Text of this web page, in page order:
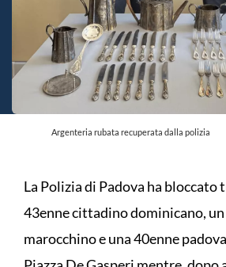
Argenteria rubata recuperata dalla polizia
La Polizia di Padova ha bloccato
43enne cittadino dominicano,
marocchino e una 40enne